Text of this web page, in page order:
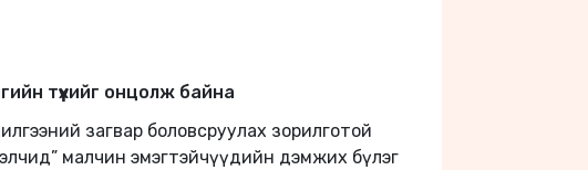
түүхийг онцолж байна
загвар боловсруулах зорилготой
малчин эмэгтэйчүүдийн дэмжих бүлэг